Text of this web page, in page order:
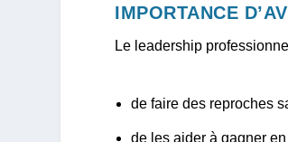
IMPORTANCE
Le leadership
de faire des reproches
de les aider à gagner